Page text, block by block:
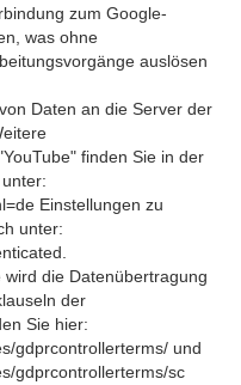
zum Google-
was ohne
auslösen
Daten an die Server der
finden Sie in der
Einstellungen zu
unter:
die Datenübertragung
der
Sie hier:
gdprcontrollerterms/ und
gdprcontrollerterms/sc